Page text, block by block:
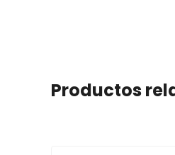
muertos y manchas de
Productos